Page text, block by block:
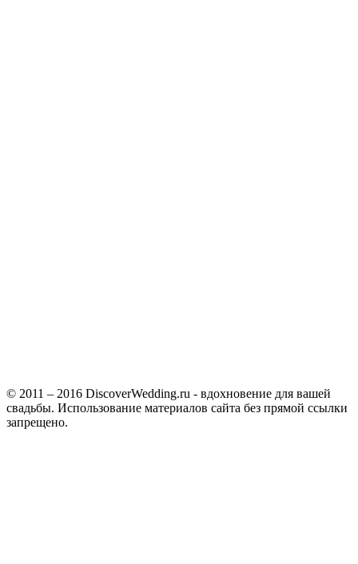
© 2011 – 2016 DiscoverWedding.ru - вдохновение для вашей
свадьбы. Использование материалов сайта без прямой ссылки
запрещено.